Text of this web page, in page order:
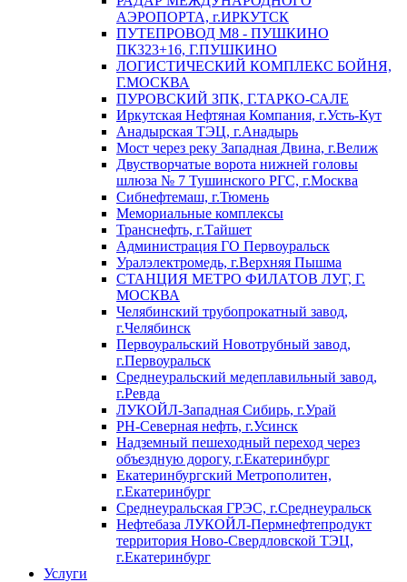
АЭРОПОРТА, г.ИРКУТСК
ПУТЕПРОВОД М8 - ПУШКИНО
ПК323+16, Г.ПУШКИНО
ЛОГИСТИЧЕСКИЙ КОМПЛЕКС БОЙНЯ,
Г.МОСКВА
ПУРОВСКИЙ ЗПК, Г.ТАРКО-САЛЕ
Иркутская Нефтяная Компания, г.Усть-Кут
Анадырская ТЭЦ, г.Анадырь
Мост через реку Западная Двина, г.Велиж
Двустворчатые ворота нижней головы
шлюза № 7 Тушинского РГС, г.Москва
Сибнефтемаш, г.Тюмень
Мемориальные комплексы
Транснефть, г.Тайшет
Администрация ГО Первоуральск
Уралэлектромедь, г.Верхняя Пышма
СТАНЦИЯ МЕТРО ФИЛАТОВ ЛУГ, Г.
МОСКВА
Челябинский трубопрокатный завод,
г.Челябинск
Первоуральский Новотрубный завод,
г.Первоуральск
Среднеуральский медеплавильный завод,
г.Ревда
ЛУКОЙЛ-Западная Сибирь, г.Урай
РН-Северная нефть, г.Усинск
Надземный пешеходный переход через
объездную дорогу, г.Екатеринбург
Екатеринбургский Метрополитен,
г.Екатеринбург
Среднеуральская ГРЭС, г.Среднеуральск
Нефтебаза ЛУКОЙЛ-Пермнефтепродукт
территория Ново-Свердловской ТЭЦ,
г.Екатеринбург
Услуги